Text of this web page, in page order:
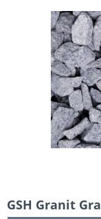
GSH Granit